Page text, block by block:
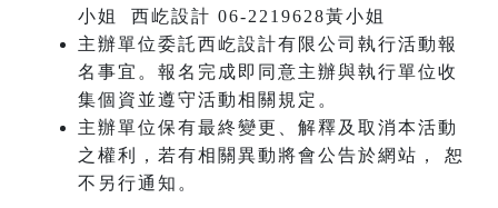
小姐 西屹設計 06-2219628黃小姐
主辦單位委託西屹設計有限公司執行活動報
名事宜。報名完成即同意主辦與執行單位收
集個資並遵守活動相關規定。
主辦單位保有最終變更、解釋及取消本活動
之權利，若有相關異動將會公告於網站， 恕
不另行通知。